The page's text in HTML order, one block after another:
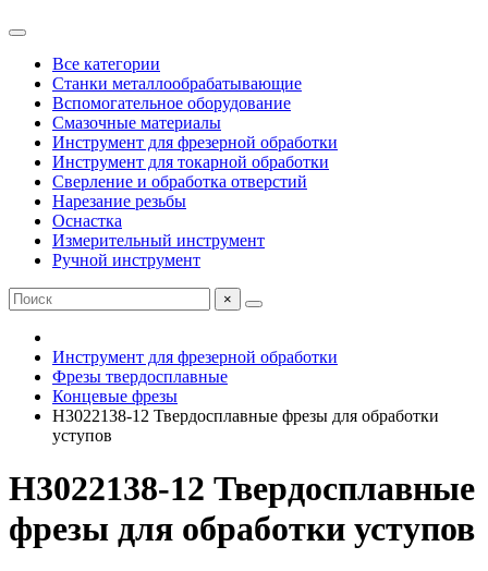
Все категории
Станки металлообрабатывающие
Вспомогательное оборудование
Смазочные материалы
Инструмент для фрезерной обработки
Инструмент для токарной обработки
Сверление и обработка отверстий
Нарезание резьбы
Оснастка
Измерительный инструмент
Ручной инструмент
×
Инструмент для фрезерной обработки
Фрезы твердосплавные
Концевые фрезы
H3022138-12 Твердосплавные фрезы для обработки
уступов
H3022138-12 Твердосплавные
фрезы для обработки уступов